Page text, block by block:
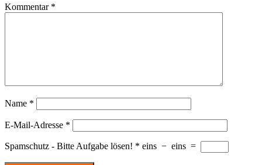
Kommentar *
Name *
E-Mail-Adresse *
Spamschutz - Bitte Aufgabe lösen! * eins − eins =